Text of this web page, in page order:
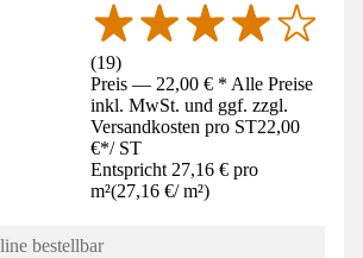
(19)
Preis — 22,00 € * Alle Preise
inkl. MwSt. und ggf. zzgl.
Versandkosten pro ST22,00
€*/ ST
Entspricht 27,16 € pro
m²(27,16 €/ m²)
bestellbar